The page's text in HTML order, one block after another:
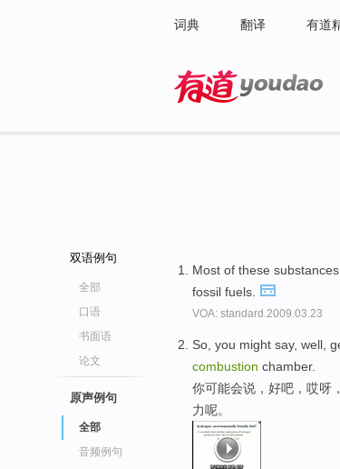
词典 翻译 有道
双语例句
全部
口语
书面语
论文
原声例句
全部
音频例句
Most of these
fossil fuels.
VOA: standard.2009.03.23
So, you might say, well,
combustion chamber.
你可能会说，好吧，哎呀
力呢。